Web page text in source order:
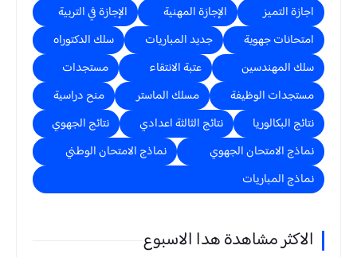
اجازة التميز الإجازة المهنية
الإجازة في التربية
امتحانات جهوية
جديد المباريات
سلك الدكتوراه
سلك المهندسين
عتبة الانتقاء
مستجدات
مستجدات الوظيفة
مسلك الماستر
منح دراسية
نتائج البكالوريا
نتائج الثالثة اعدادي
نتائج الجهوي
نماذج الامتحان الجهوي
نماذج الامتحان الوطني
نماذج المباريات
الاكثر مشاهدة هدا الاسبوع